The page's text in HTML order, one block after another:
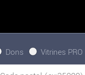
Dons Vitrines PRO